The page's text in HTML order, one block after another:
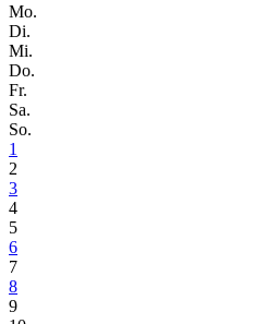
Mo.
Di.
Mi.
Do.
Fr.
Sa.
So.
1
2
3
4
5
6
7
8
9